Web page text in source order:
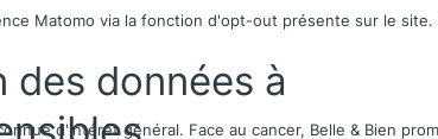
Matomo via la fonction d'opt-out présente sur le
données à
d'intérêt général. Face au cancer, Belle & Bien